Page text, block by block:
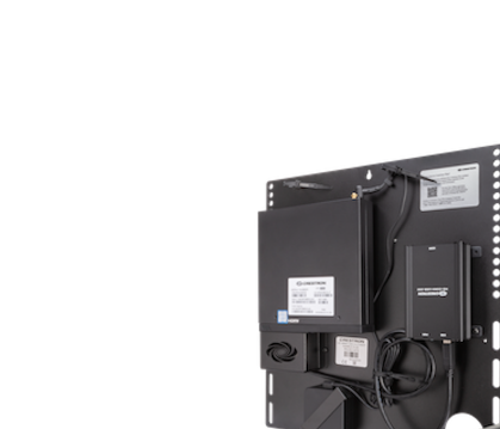
Liên hệ
+1.888.799.9666 +1.888.303.1012